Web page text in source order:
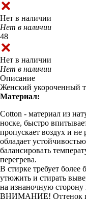
Нет в наличии
Нет в наличии
48
Нет в наличии
Нет в наличии
Описание
Женский укороченный
Материал:
Cotton - материал из
носке, быстро
пропускает воздух и
обладает
балансировать
В стирке требует более
утюжить и стирать
на изнаночную сторону
ВНИМАНИЕ! Оттенок